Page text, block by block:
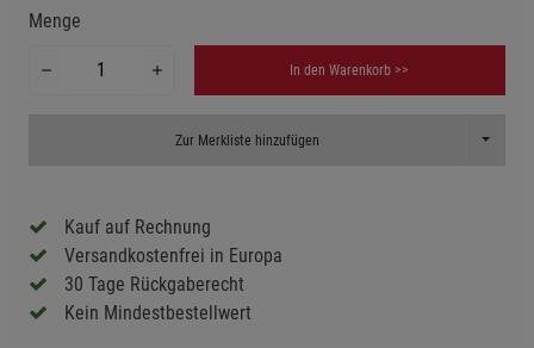
Menge
In den Warenkorb >>
Zur Merkliste hinzufügen Toggle
Kauf auf Rechnung
Versandkostenfrei in Europa
30 Tage Rückgaberecht
Kein Mindestbestellwert